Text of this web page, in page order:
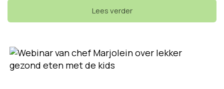
Lees verder